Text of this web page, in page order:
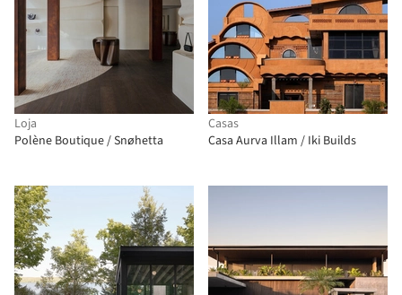
Loja
Polène Boutique / Snøhetta
Casas
Casa Aurva Illam / Iki Builds